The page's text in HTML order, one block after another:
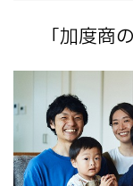
「加度商